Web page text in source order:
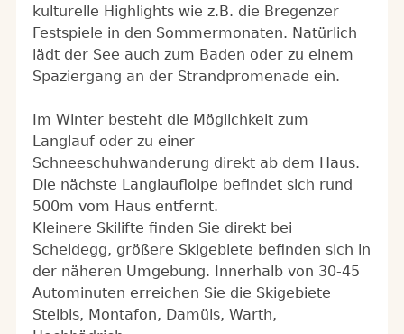
kulturelle Highlights wie z.B. die Bregenzer
Festspiele in den Sommermonaten. Natürlich
lädt der See auch zum Baden oder zu einem
Spaziergang an der Strandpromenade ein.
Im Winter besteht die Möglichkeit zum
Langlauf oder zu einer
Schneeschuhwanderung direkt ab dem Haus.
Die nächste Langlaufloipe befindet sich rund
500m vom Haus entfernt.
Kleinere Skilifte finden Sie direkt bei
Scheidegg, größere Skigebiete befinden sich in
der näheren Umgebung. Innerhalb von 30-45
Autominuten erreichen Sie die Skigebiete
Steibis, Montafon, Damüls, Warth,